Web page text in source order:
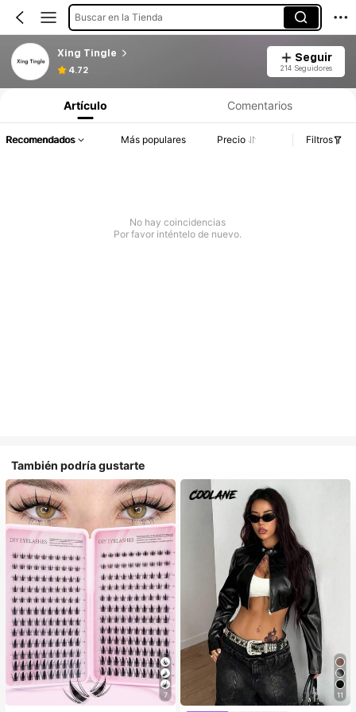
Buscar en la Tienda
Xing Tingle
4.72
Seguir
214 Seguidores
Artículo Comentarios
Recomendados Más populares Precio Filtros
No hay coincidencias
Por favor inténtelo de nuevo.
También podría gustarte
7
#1 Más vendidos
11